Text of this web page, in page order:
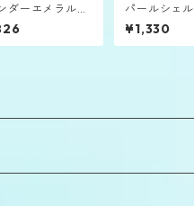
ダーエメラルド
ン2.5㎖バイア
パールシェル
¥1,330